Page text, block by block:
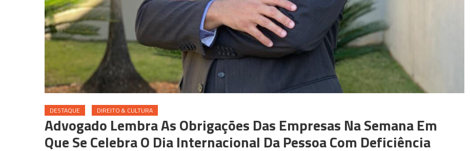
DESTAQUE DIREITO & CULTURA
Advogado Lembra As Obrigações Das Empresas Na Semana Em
Que Se Celebra O Dia Internacional Da Pessoa Com Deficiência